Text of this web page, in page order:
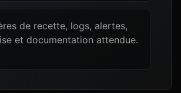
de recette, logs, alertes,
et documentation attendue.